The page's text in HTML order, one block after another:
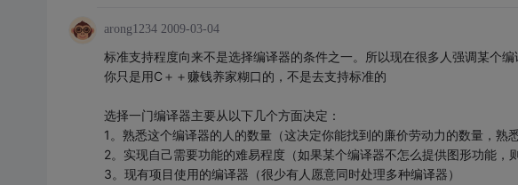
arong1234 2009-03-04
标准支持程度向来不是选择编译器的条件之一。所以现在很多人强调某个
你只是用C＋＋赚钱养家糊口的，不是去支持标准的
选择一门编译器主要从以下几个方面决定：
1。熟悉这个编译器的人的数量（这决定你能找到的廉价劳动力的数量，熟
2。实现自己需要功能的难易程度（如果某个编译器不怎么提供图形功能，
3。现有项目使用的编译器（很少有人愿意同时处理多种编译器）